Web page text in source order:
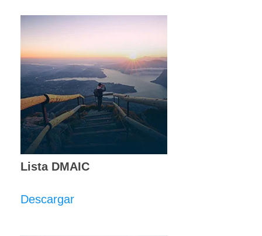
Lista DMAIC
Descargar